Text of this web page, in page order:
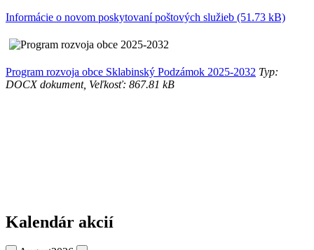
Informácie o novom poskytovaní poštových služieb (51.73 kB)
Program rozvoja obce Sklabinský Podzámok 2025-2032 Typ:
DOCX dokument, Veľkosť: 867.81 kB
Kalendár akcií